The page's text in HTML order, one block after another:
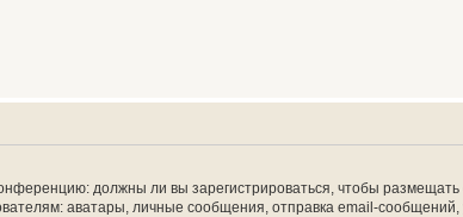
должны ли вы зарегистрироваться, чтобы
аватары, личные сообщения, отправка email-сообщений,